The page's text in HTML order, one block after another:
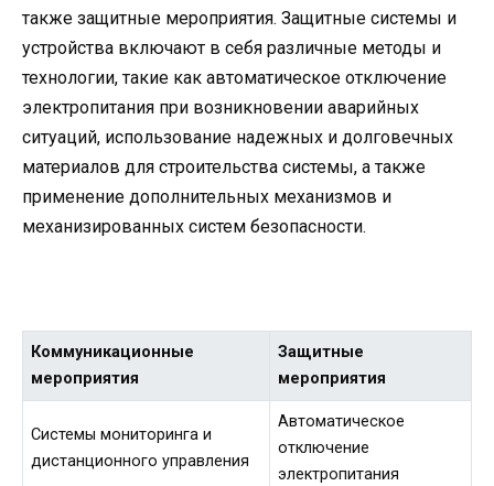
также защитные мероприятия. Защитные системы и
устройства включают в себя различные методы и
технологии, такие как автоматическое отключение
электропитания при возникновении аварийных
ситуаций, использование надежных и долговечных
материалов для строительства системы, а также
применение дополнительных механизмов и
механизированных систем безопасности.
Коммуникационные
мероприятия
Защитные
мероприятия
Системы мониторинга и
дистанционного управления
Автоматическое
отключение
электропитания